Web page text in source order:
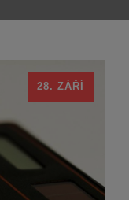
28. ZÁŘÍ